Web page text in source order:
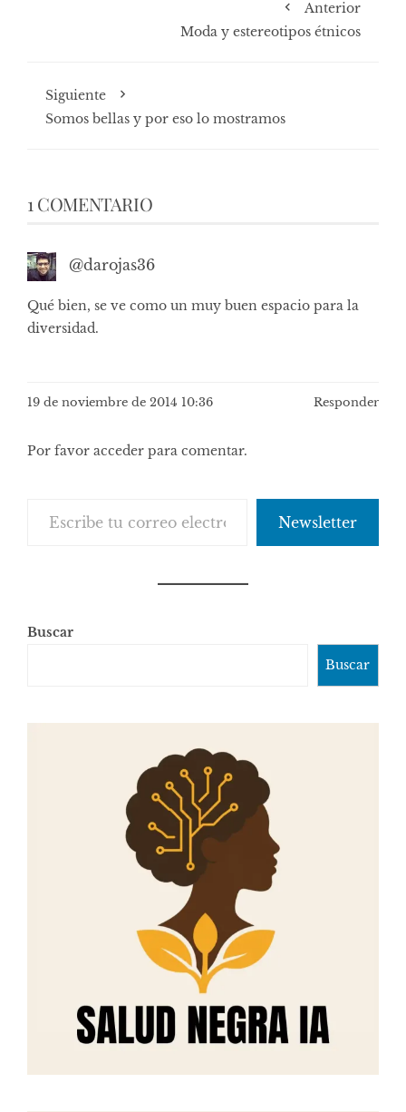
Anterior
Moda y estereotipos étnicos
Siguiente
Somos bellas y por eso lo mostramos
1 COMENTARIO
@darojas36
Qué bien, se ve como un muy buen espacio para la
diversidad.
19 de noviembre de 2014 10:36 Responder
Por favor acceder para comentar.
Newsletter
Buscar
Buscar